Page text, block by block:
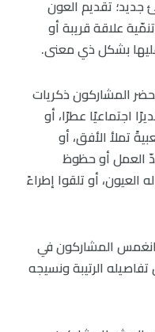
جديد؛ تقديم العون
علاقة قريبة أو
بشكل ذي معنى.
المشاركون ذكريات
اجتماعيًا عطرًا، أو
تملأ الأفق، أو
العمل أو حظوظ
العيون، أو تلقوا إطراءً
المشاركون في
الرتيبة ونسيجه